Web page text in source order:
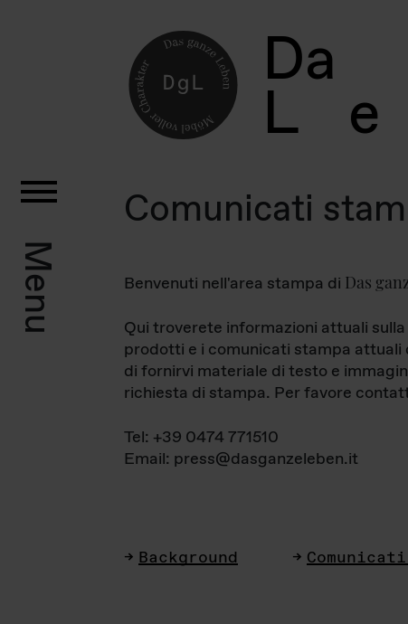
Da
L e
Menu
Comunicati
Benvenuti nell'area stampa di Das
Qui troverete informazioni attuali
prodotti e i comunicati stampa attuali
di fornirvi materiale di testo e
richiesta di stampa. Per favore
Tel: +39 0474 771510
Email: press@dasganzeleben.it
Background